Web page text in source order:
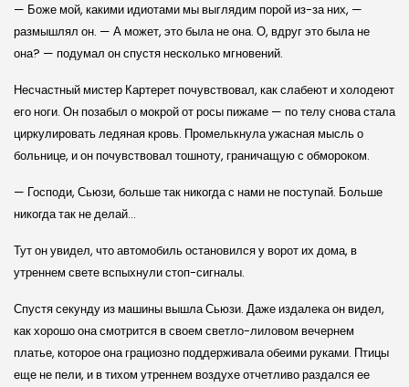
— Боже мой, какими идиотами мы выглядим порой из-за них, —
размышлял он. — А может, это была не она. О, вдруг это была не
она? — подумал он спустя несколько мгновений.
Несчастный мистер Картерет почувствовал, как слабеют и холодеют
его ноги. Он позабыл о мокрой от росы пижаме — по телу снова стала
циркулировать ледяная кровь. Промелькнула ужасная мысль о
больнице, и он почувствовал тошноту, граничащую с обмороком.
— Господи, Сьюзи, больше так никогда с нами не поступай. Больше
никогда так не делай…
Тут он увидел, что автомобиль остановился у ворот их дома, в
утреннем свете вспыхнули стоп-сигналы.
Спустя секунду из машины вышла Сьюзи. Даже издалека он видел,
как хорошо она смотрится в своем светло-лиловом вечернем
платье, которое она грациозно поддерживала обеими руками. Птицы
еще не пели, и в тихом утреннем воздухе отчетливо раздался ее